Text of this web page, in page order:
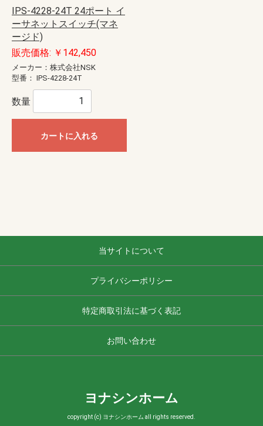
IPS-4228-24T 24ポート イ
ーサネットスイッチ(マネ
ージド)
販売価格: ￥142,450
メーカー：株式会社NSK
型番： IPS-4228-24T
数量
カートに入れる
当サイトについて
プライバシーポリシー
特定商取引法に基づく表記
お問い合わせ
ヨナシンホーム
copyright (c) ヨナシンホーム all rights reserved.